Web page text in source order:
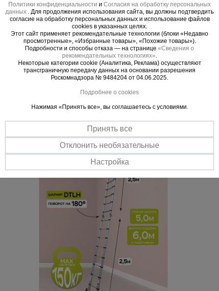
Важные преимущества –
эффективная работа
Главное - в деталях
На каждой телескопической секции предусмотрена пластиковая
накладка, исключающая защемление пальцев рук при
складывании / раскладывании лестницы в рабочее положение.
Телескопическая конструкция. Лестница, как матрешка, убирает
каждую секцию внутрь себя, сокращая собственные габариты.
Удобно хранить и перевозить даже в багажнике легкового
Политики конфиденциальности и Согласия на обработку персональных
данных
. Для продолжения использования сайта, вы должны подтвердить
согласие на обработку персональных данных и использование файлов
cookies в указанных целях.
Этот сайт применяет рекомендательные технологии (блоки «Недавно
просмотренные», «Избранные товары», «Похожие товары»).
Подробности и способы отказа — на странице «Сведения о
рекомендательных технологиях»
Некоторые категории cookie (Аналитика, Реклама) осуществляют
трансграничную передачу данных на основании разрешения
Роскомнадзора № 9484204 от 04.06.2025.
Подробнее о cookies
Нажимая «Принять все», вы соглашаетесь с условиями.
Принять все
Отклонить необязательные
Настройка